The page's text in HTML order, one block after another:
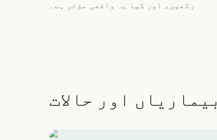
رکھیں، اور کیا یہ واقعی مؤثر ہے۔
بیماریاں اور حالات